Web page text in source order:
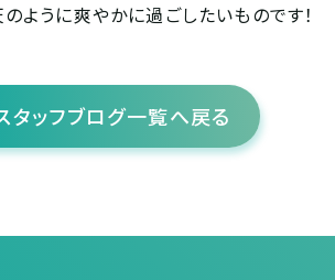
ように爽やかに過ごしたいものです！
タッフブログ一覧へ戻る